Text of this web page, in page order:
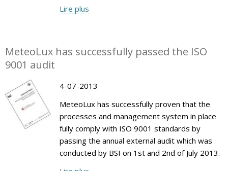
Lire plus
MeteoLux has successfully passed the ISO
9001 audit
4-07-2013
MeteoLux has successfully proven that the
processes and management system in place
fully comply with ISO 9001 standards by
passing the annual external audit which was
conducted by BSI on 1st and 2nd of July 2013.